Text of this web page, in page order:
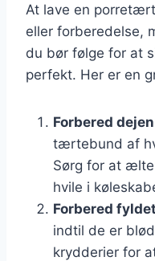
At lave en
eller forberedelse,
du bør følge for at
perfekt. Her er en
Forbered dejen
tærtebund af
Sørg for at
hvile i
Forbered fyldet
indtil de er
krydderier for